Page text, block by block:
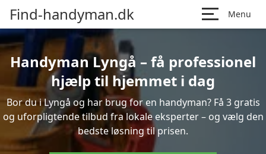
Find-handyman.dk Menu
Handyman Lyngå – få professionel
hjælp til hjemmet i dag
Bor du i Lyngå og har brug for en handyman? Få 3 gratis
og uforpligtende tilbud fra lokale eksperter – og vælg den
bedste løsning til prisen.